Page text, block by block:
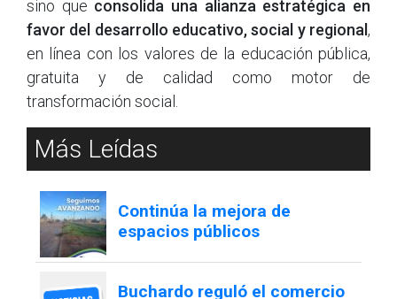
sino que consolida una alianza estratégica en
favor del desarrollo educativo, social y regional,
en línea con los valores de la educación pública,
gratuita y de calidad como motor de
transformación social.
Más Leídas